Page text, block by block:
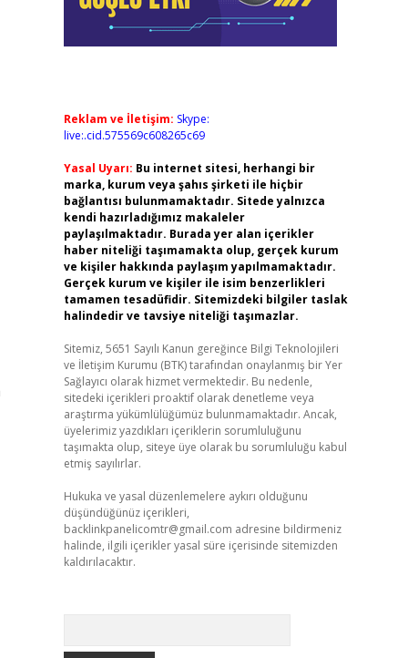
Reklam ve İletişim: Skype:
live:.cid.575569c608265c69
Yasal Uyarı: Bu internet sitesi, herhangi bir
marka, kurum veya şahıs şirketi ile hiçbir
bağlantısı bulunmamaktadır. Sitede yalnızca
kendi hazırladığımız makaleler
paylaşılmaktadır. Burada yer alan içerikler
haber niteliği taşımamakta olup, gerçek kurum
ve kişiler hakkında paylaşım yapılmamaktadır.
Gerçek kurum ve kişiler ile isim benzerlikleri
tamamen tesadüfidir. Sitemizdeki bilgiler taslak
halindedir ve tavsiye niteliği taşımazlar.
Sitemiz, 5651 Sayılı Kanun gereğince Bilgi Teknolojileri
ve İletişim Kurumu (BTK) tarafından onaylanmış bir Yer
Sağlayıcı olarak hizmet vermektedir. Bu nedenle,
sitedeki içerikleri proaktif olarak denetleme veya
araştırma yükümlülüğümüz bulunmamaktadır. Ancak,
üyelerimiz yazdıkları içeriklerin sorumluluğunu
taşımakta olup, siteye üye olarak bu sorumluluğu kabul
etmiş sayılırlar.
Hukuka ve yasal düzenlemelere aykırı olduğunu
düşündüğünüz içerikleri,
backlinkpanelicomtr@gmail.com adresine bildirmeniz
halinde, ilgili içerikler yasal süre içerisinde sitemizden
kaldırılacaktır.